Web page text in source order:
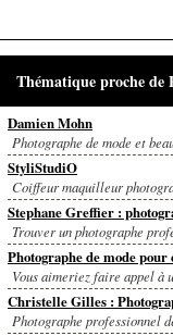
Thématique proche de
Damien Mohn
Photographe de mode et
StyliStudiO
Coiffeur maquilleur
Stephane Greffier :
Trouver un photographe
Photographe de mode pour
Vous aimeriez faire appel à
Christelle Gilles :
Photographe professionnel